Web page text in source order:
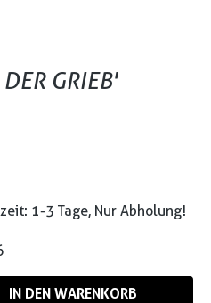
GRIEB'
1-3 Tage, Nur Abholung!
den gewünschten
IN DEN WARENKORB